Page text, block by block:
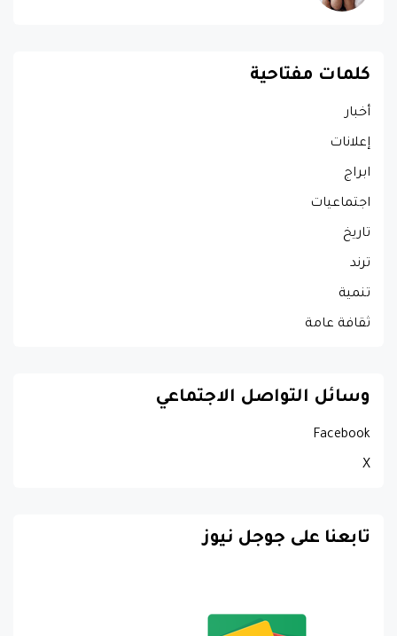
كلمات مفتاحية
أخبار
إعلانات
ابراج
اجتماعيات
تاريخ
ترند
تنمية
ثقافة عامة
وسائل التواصل الاجتماعي
Facebook
X
تابعنا على جوجل نيوز